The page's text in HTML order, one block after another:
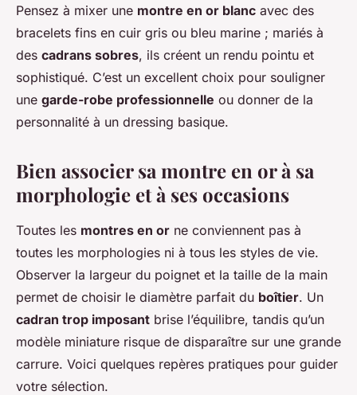
Pensez à mixer une montre en or blanc avec des
bracelets fins en cuir gris ou bleu marine ; mariés à
des cadrans sobres, ils créent un rendu pointu et
sophistiqué. C’est un excellent choix pour souligner
une garde-robe professionnelle ou donner de la
personnalité à un dressing basique.
Bien associer sa montre en or à sa
morphologie et à ses occasions
Toutes les montres en or ne conviennent pas à
toutes les morphologies ni à tous les styles de vie.
Observer la largeur du poignet et la taille de la main
permet de choisir le diamètre parfait du boîtier. Un
cadran trop imposant brise l’équilibre, tandis qu’un
modèle miniature risque de disparaître sur une grande
carrure. Voici quelques repères pratiques pour guider
votre sélection.